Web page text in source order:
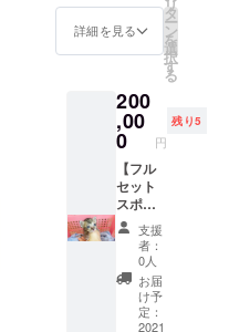
いま
せ。)
ピン ・
ヘアゴ
ム ・
バック
チャー
ム ・マ
スクス
トラッ
プ ・マ
スク
ケース
なの
で、
色・柄
はラン
なりま
す。ご
了承く
ださい
ませ。)
④象の
珪藻土
コース
ター2点
(色はラ
ンダム
となり
ます。
ご了承
(メール
にて) ③
スト
リート
レン支
援雑貨5
点(重複
可) →備
考欄に
て希望
する雑
貨5点の
記入を
お願い
します
(記入が
ない場
合はラ
詳細を見る
タ
ー
ン
を
選
択
す
る
200
,00
0 円
残り5
【フル
セット
スポン
サー
コー
ス】 ・
リター
ン内容
①お礼
のメー
支援
者：
0人
お届
け予
定：
2021